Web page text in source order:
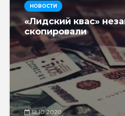
НОВОСТИ
«Лидский квас»
скопировали
12.10.2020